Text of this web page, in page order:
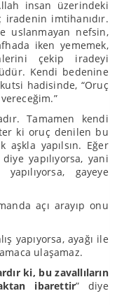
insan üzerindeki
imtihanıdır.
uslanmayan nefsin,
iken yememek,
çekip iradeyi
Kendi bedenine
hadisinde, “Oruç
Tamamen kendi
ki oruç denilen bu
yapılsın. Eğer
yapılıyorsa, yani
gayeye
açı arayıp onu
yapıyorsa, ayağı ile
ulaşamaz.
ki, bu zavallıların
ibarettir” diye